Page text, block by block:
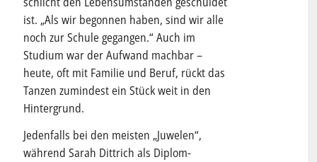
ist. „Als wir begonnen haben, sind wir alle
noch zur Schule gegangen.“ Auch im
Studium war der Aufwand machbar –
heute, oft mit Familie und Beruf, rückt das
Tanzen zumindest ein Stück weit in den
Hintergrund.
Jedenfalls bei den meisten „Juwelen“,
während Sarah Dittrich als Diplom-